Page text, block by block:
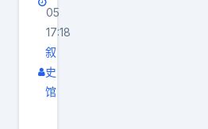
05
17:18
叙
史
馆